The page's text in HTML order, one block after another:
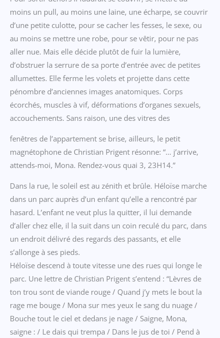
moins un pull, au moins une laine, une écharpe, se couvrir
d’une petite culotte, pour se cacher les fesses, le sexe, ou
au moins se mettre une robe, pour se vêtir, pour ne pas
aller nue. Mais elle décide plutôt de fuir la lumière,
d’obstruer la serrure de sa porte d’entrée avec de petites
allumettes. Elle ferme les volets et projette dans cette
pénombre d’anciennes images anatomiques. Corps
écorchés, muscles à vif, déformations d’organes sexuels,
accouchements. Sans raison, une des vitres des
fenêtres de l’appartement se brise, ailleurs, le petit
magnétophone de Christian Prigent résonne: “… j’arrive,
attends-moi, Mona. Rendez-vous quai 3, 23H14.”
Dans la rue, le soleil est au zénith et brûle. Héloïse marche
dans un parc auprès d’un enfant qu’elle a rencontré par
hasard. L’enfant ne veut plus la quitter, il lui demande
d’aller chez elle, il la suit dans un coin reculé du parc, dans
un endroit délivré des regards des passants, et elle
s’allonge à ses pieds.
Héloïse descend à toute vitesse une des rues qui longe le
parc. Une lettre de Christian Prigent s’entend : “Lèvres de
ton trou sont de viande rouge / Quand j’y mets le bout la
rage me bouge / Mona sur mes yeux le sang du nuage /
Bouche tout le ciel et dedans je nage / Saigne, Mona,
saigne : / Le dais qui trempa / Dans le jus de toi / Pend à